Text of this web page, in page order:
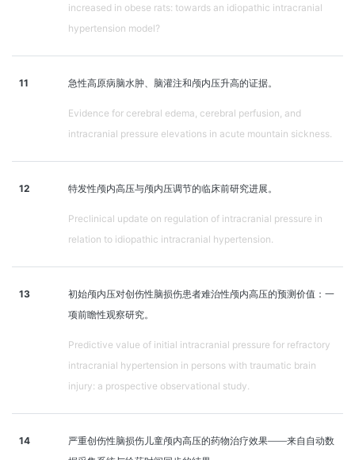
increased in obese rats: towards an idiopathic intracranial
hypertension model?
11 急性高原病脑水肿、脑灌注和颅内压升高的证据。
Evidence for cerebral edema, cerebral perfusion, and
intracranial pressure elevations in acute mountain sickness.
12 特发性颅内高压与颅内压调节的临床前研究进展。
Preclinical update on regulation of intracranial pressure in
relation to idiopathic intracranial hypertension.
13
初始颅内压对创伤性脑损伤患者难治性颅内高压的预测价值：一
项前瞻性观察研究。
Predictive value of initial intracranial pressure for refractory
intracranial hypertension in persons with traumatic brain
injury: a prospective observational study.
14
严重创伤性脑损伤儿童颅内高压的药物治疗效果——来自自动数